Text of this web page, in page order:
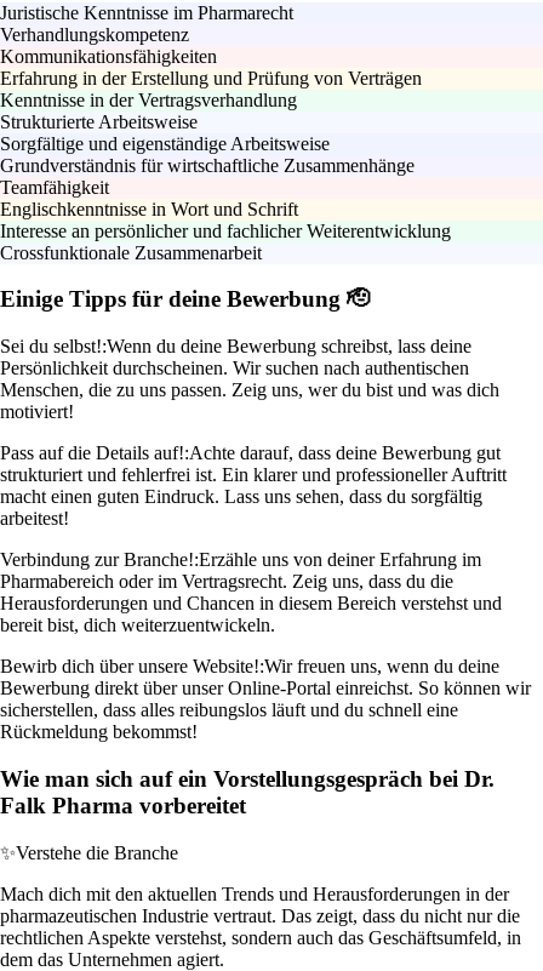
Juristische Kenntnisse im Pharmarecht
Verhandlungskompetenz
Kommunikationsfähigkeiten
Erfahrung in der Erstellung und Prüfung von Verträgen
Kenntnisse in der Vertragsverhandlung
Strukturierte Arbeitsweise
Sorgfältige und eigenständige Arbeitsweise
Grundverständnis für wirtschaftliche Zusammenhänge
Teamfähigkeit
Englischkenntnisse in Wort und Schrift
Interesse an persönlicher und fachlicher Weiterentwicklung
Crossfunktionale Zusammenarbeit
Einige Tipps für deine Bewerbung 🫡
Sei du selbst!:Wenn du deine Bewerbung schreibst, lass deine
Persönlichkeit durchscheinen. Wir suchen nach authentischen
Menschen, die zu uns passen. Zeig uns, wer du bist und was dich
motiviert!
Pass auf die Details auf!:Achte darauf, dass deine Bewerbung gut
strukturiert und fehlerfrei ist. Ein klarer und professioneller Auftritt
macht einen guten Eindruck. Lass uns sehen, dass du sorgfältig
arbeitest!
Verbindung zur Branche!:Erzähle uns von deiner Erfahrung im
Pharmabereich oder im Vertragsrecht. Zeig uns, dass du die
Herausforderungen und Chancen in diesem Bereich verstehst und
bereit bist, dich weiterzuentwickeln.
Bewirb dich über unsere Website!:Wir freuen uns, wenn du deine
Bewerbung direkt über unser Online-Portal einreichst. So können wir
sicherstellen, dass alles reibungslos läuft und du schnell eine
Rückmeldung bekommst!
Wie man sich auf ein Vorstellungsgespräch bei Dr.
Falk Pharma vorbereitet
✨Verstehe die Branche
Mach dich mit den aktuellen Trends und Herausforderungen in der
pharmazeutischen Industrie vertraut. Das zeigt, dass du nicht nur die
rechtlichen Aspekte verstehst, sondern auch das Geschäftsumfeld, in
dem das Unternehmen agiert.